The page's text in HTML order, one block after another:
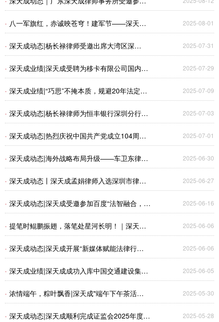
日活动
会
· 八一军旗红，赤诚映苍穹！建军节——深天成
意！
2025-08-01
· 深天成动态|杨长禄律师受邀出席大湾区深
军建军98周年活动
2025-07-31
· 深天成业绩|深天成受聘为移卡有限公司国内子
2025-07-29
· 深天成业绩|“巧思”不掩本质，规避20年法定上
2025-07-09
· 深天成动态|杨长禄律师为恒丰银行深圳分行开
力金融合规新篇章
2025-07-03
· 深天成动态|热烈庆祝中国共产党成立104周
2025-07-01
· 深天成动态|海外战略布局升级——车卫东律师
2025-06-30
· 深天成动态丨深天成孟娟律师入选深圳市律师
2025-06-27
· 深天成动态|深天成受邀参加百度“法智融合，AI
2025-06-16
· 提笔时鲲鹏振翅，落笔处星河长明！｜深天成
高考加油！
2025-06-06
· 深天成动态|深天成开展“新媒体赋能法律行
2025-06-06
· 深天成业绩|深天成成功入库中国交通建设集团
2025-06-05
· 浓情端午，粽叶飘香|深天成"端午下午茶活
2025-05-30
· 深天成动态|深天成顺利完成证监会2025年度证
2025-05-28